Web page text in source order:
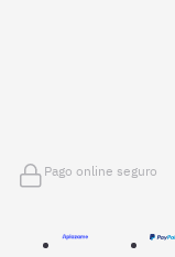
Pago online seguro